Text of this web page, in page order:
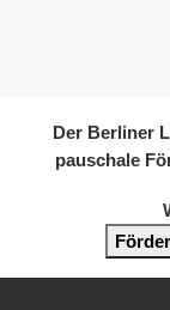
Der Berliner
pauschale